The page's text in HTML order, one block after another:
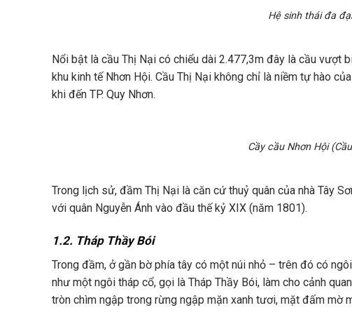
Hệ sinh thái đa
Nổi bật là cầu Thị Nại có chiểu dài 2.477,3m đây là cầu vượt
khu kinh tế Nhơn Hội. Cầu Thị Nại không chỉ là niềm tự hào
khi đến TP. Quy Nhơn.
Cầy cầu Nhơn Hội
Trong lịch sử, đầm Thị Nại là căn cứ thuỷ quân của nhà Tây
với quân Nguyễn Ánh vào đầu thế kỷ XIX (năm 1801).
1.2. Tháp Thầy Bói
Trong đầm, ở gần bờ phía tây có một núi nhỏ – trên đó có
như một ngôi tháp cổ, gọi là Tháp Thầy Bói, làm cho cảnh
tròn chìm ngập trong rừng ngập mặn xanh tươi, mặt đấm mờ